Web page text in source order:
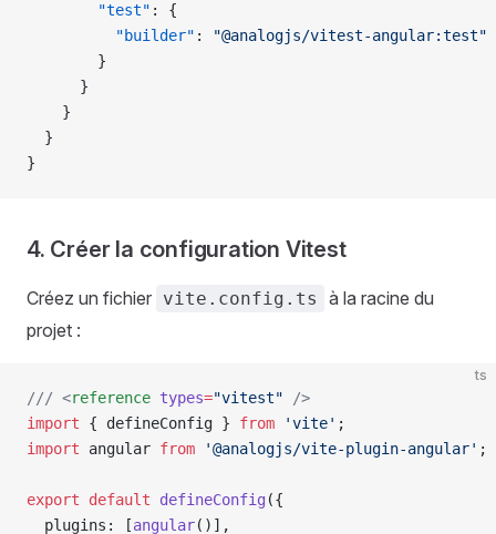
        "test"
: {
          "builder"
:
"@analogjs/vitest-angular:test"
        }
      }
    }
  }
}
4. Créer la configuration Vitest
Créez un fichier vite.config.ts
à la racine du
projet :
ts
/// <reference types="vitest" />
import { defineConfig } from 'vite' ;
import angular from '@analogjs/vite-plugin-angular' ;
export default defineConfig ({
  plugins: [
angular()],